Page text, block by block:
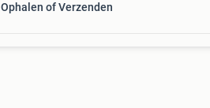
Ophalen of Verzenden